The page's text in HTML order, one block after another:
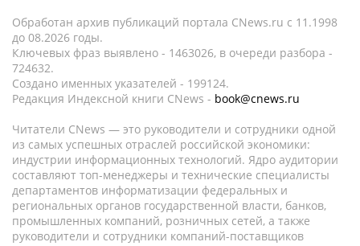
Обработан архив публикаций портала CNews.ru c 11.1998
до 08.2026 годы.
Ключевых фраз выявлено - 1463026, в очереди разбора -
724632.
Создано именных указателей - 199124.
Редакция Индексной книги CNews - book@cnews.ru
Читатели CNews — это руководители и сотрудники одной
из самых успешных отраслей российской экономики:
индустрии информационных технологий. Ядро аудитории
составляют топ-менеджеры и технические специалисты
департаментов информатизации федеральных и
региональных органов государственной власти, банков,
промышленных компаний, розничных сетей, а также
руководители и сотрудники компаний-поставщиков